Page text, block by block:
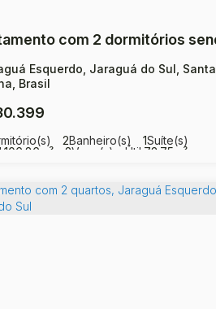
Esquerdo, Jaraguá do Sul, Santa
Brasil
2Banheiro(s) 1Suíte(s)
106 .86 m² 2Vaga(s) Útil: 73 .75 m²